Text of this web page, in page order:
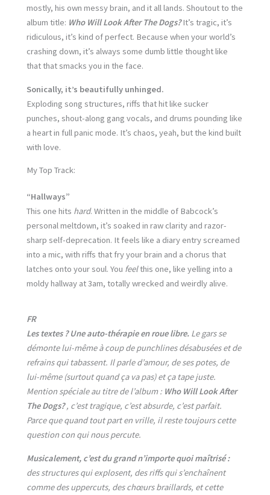
mostly, his own messy brain, and it all lands. Shoutout to the
album title: Who Will Look After The Dogs?It’s tragic, it’s
ridiculous, it’s kind of perfect. Because when your world’s
crashing down, it’s always some dumb little thought like
that that smacks you in the face.
Sonically, it’s beautifully unhinged.
Exploding song structures, riffs that hit like sucker
punches, shout-along gang vocals, and drums pounding like
a heart in full panic mode. It’s chaos, yeah, but the kind built
with love.
My Top Track:
“Hallways”
This one hits hard. Written in the middle of Babcock’s
personal meltdown, it’s soaked in raw clarity and razor-
sharp self-deprecation. It feels like a diary entry screamed
into a mic, with riffs that fry your brain and a chorus that
latches onto your soul. You feelthis one, like yelling into a
moldy hallway at 3am, totally wrecked and weirdly alive.
FR
Les textes ? Une auto-thérapie en roue libre. Le gars se
démonte lui-même à coup de punchlines désabusées et de
refrains qui tabassent. Il parle d’amour, de ses potes, de
lui-même (surtout quand ça va pas) et ça tape juste.
Mention spéciale au titre de l’album : Who Will Look After
The Dogs?, c’est tragique, c’est absurde, c’est parfait.
Parce que quand tout part en vrille, il reste toujours cette
question con qui nous percute.
Musicalement, c’est du grand n’importe quoi maîtrisé :
des structures qui explosent, des riffs qui s’enchaînent
comme des uppercuts, des chœurs braillards, et cette